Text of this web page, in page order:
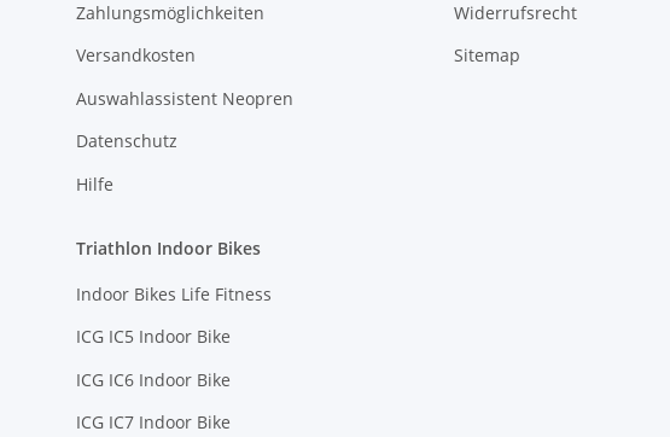
Zahlungsmöglichkeiten
Versandkosten
Auswahlassistent Neopren
Datenschutz
Hilfe
Widerrufsrecht
Sitemap
Triathlon Indoor Bikes
Indoor Bikes Life Fitness
ICG IC5 Indoor Bike
ICG IC6 Indoor Bike
ICG IC7 Indoor Bike